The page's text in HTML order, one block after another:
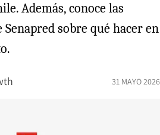
Además, conoce las
sobre qué hacer en
31 MAYO 2026